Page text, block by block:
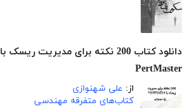
دانلود کتاب 200 نکته برای مدیریت ریسک با
PertMaster
از: علی شهنوازی
کتاب‌های متفرقه مهندسی